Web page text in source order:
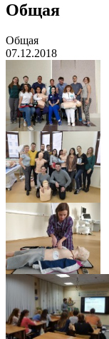
Общая
Общая
07.12.2018